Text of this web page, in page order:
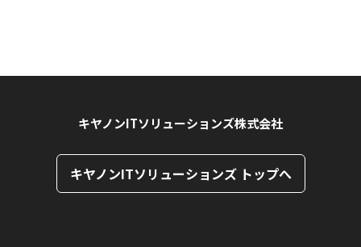
キヤノンITソリューションズ株式会社
キヤノンITソリューションズ トップへ